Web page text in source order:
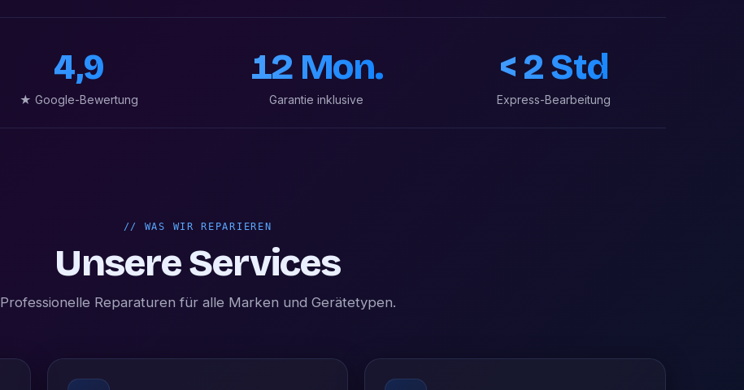
4,9
★ Google-Bewertung
12 Mon.
Garantie inklusive
< 2 Std
Express-Bearbeitung
// WAS WIR REPARIEREN
Unsere Services
Professionelle Reparaturen für alle Marken und Gerätetypen.